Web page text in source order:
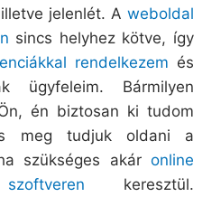
jelenlét. A weboldal
sincs helyhez kötve, így
rendelkezem és
ügyfeleim. Bármilyen
én biztosan ki tudom
meg tudjuk oldani a
szükséges akár online
keresztül.